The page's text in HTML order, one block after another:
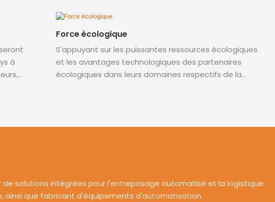
à
Force écologique
S'appuyant sur les puissantes ressources écologiques
et les avantages technologiques des partenaires
écologiques dans leurs domaines respectifs de la
production peuvent rapidement réaliser l'intégration
de solutions intégrées pour l'entreposage automatisé et la logistique
ainsi que fabricant d'équipements d'automatisation.